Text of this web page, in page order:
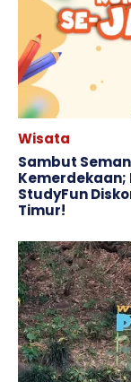
Wisata
Sambut
Kemerdekaan;
StudyFun
Timur!